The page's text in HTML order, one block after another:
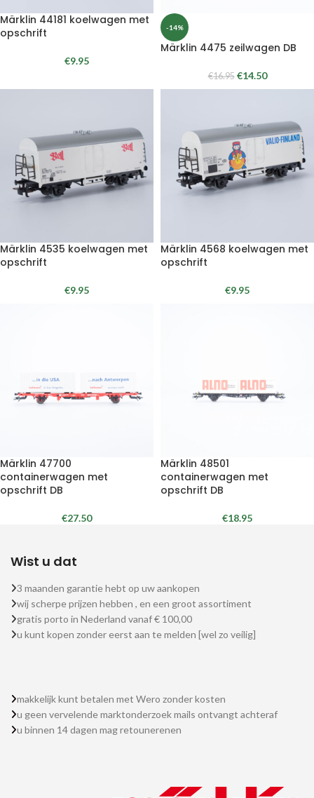
Märklin 44181 koelwagen met
opschrift
€9.95
-14%
Märklin 4475 zeilwagen DB
€16.95 €14.50
Märklin 4535 koelwagen met
opschrift
€9.95
Märklin 4568 koelwagen met
opschrift
€9.95
Märklin 47700
containerwagen met
opschrift DB
€27.50
Märklin 48501
containerwagen met
opschrift DB
€18.95
Wist u dat
3 maanden garantie hebt op uw aankopen
wij scherpe prijzen hebben , en een groot assortiment
gratis porto in Nederland vanaf € 100,00
u kunt kopen zonder eerst aan te melden [wel zo veilig]
makkelijk kunt betalen met Wero zonder kosten
u geen vervelende marktonderzoek mails ontvangt achteraf
u binnen 14 dagen mag retounerenen